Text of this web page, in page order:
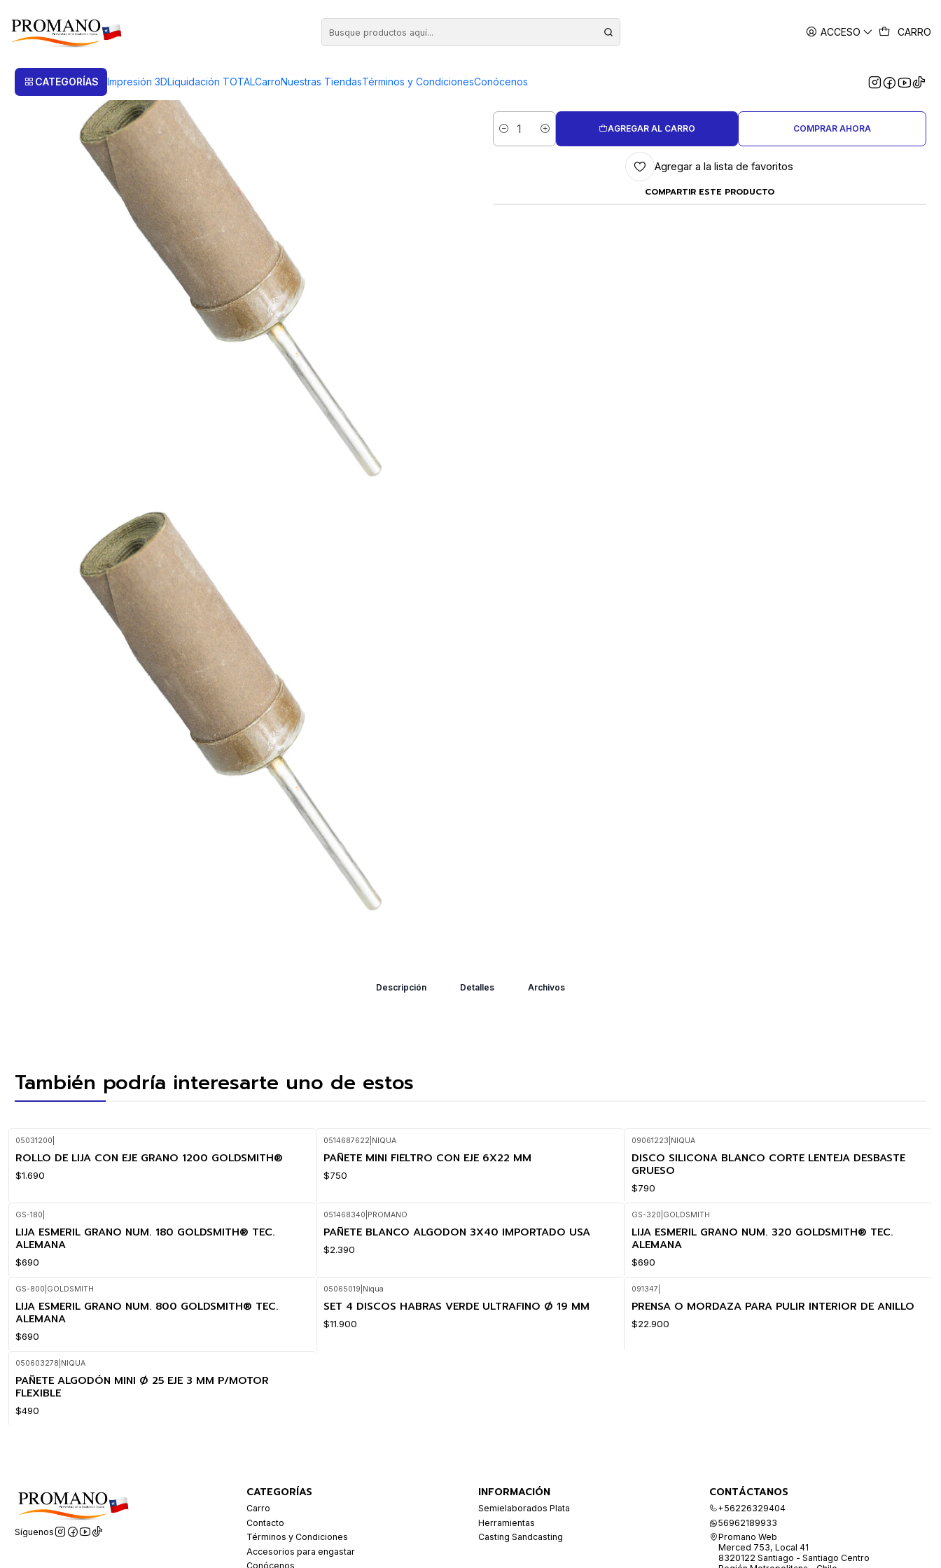
ACCESO CARRO
CATEGORÍAS Impresión 3DLiquidación TOTALCarroNuestras TiendasTérminos y CondicionesConócenos ROLLO DE LIJA CON EJE GRANO 400
Cantidad
AGREGAR AL CARRO COMPRAR AHORA
Agregar a la lista de favoritos
COMPARTIR ESTE PRODUCTO
Descripción Detalles Archivos
También podría interesarte uno de estos
05031200
ROLLO DE LIJA CON EJE GRANO 1200 GOLDSMITH®
$1.690
0514687622 NIQUA
PAÑETE MINI FIELTRO CON EJE 6X22 MM
$750
09061223 NIQUA
DISCO SILICONA BLANCO CORTE LENTEJA DESBASTE
GRUESO
$790
GS-180
LIJA ESMERIL GRANO NUM. 180 GOLDSMITH® TEC.
ALEMANA
$690
051468340 PROMANO
PAÑETE BLANCO ALGODON 3X40 IMPORTADO USA
$2.390
GS-320 GOLDSMITH
LIJA ESMERIL GRANO NUM. 320 GOLDSMITH® TEC.
ALEMANA
$690
GS-800 GOLDSMITH
LIJA ESMERIL GRANO NUM. 800 GOLDSMITH® TEC.
ALEMANA
$690
05065019 Niqua
SET 4 DISCOS HABRAS VERDE ULTRAFINO Ø 19 MM
$11.900
091347
PRENSA O MORDAZA PARA PULIR INTERIOR DE ANILLO
$22.900
050603278 NIQUA
PAÑETE ALGODÓN MINI Ø 25 EJE 3 MM P/MOTOR
FLEXIBLE
$490
Síguenos
CATEGORÍAS
Carro
Contacto
Términos y Condiciones
Accesorios para engastar
Conócenos
INFORMACIÓN
Semielaborados Plata
Herramientas
Casting Sandcasting
CONTÁCTANOS
+56226329404
56962189933
Promano Web
Merced 753, Local 41
8320122 Santiago - Santiago Centro